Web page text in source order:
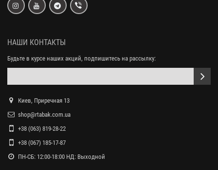
НАШИ КОНТАКТЫ
Будьте в курсе наших акций, подпишитесь на рассылку:
Киев, Приречная 13
shop@rtabak.com.ua
+38 (063) 819-28-22
+38 (067) 185-17-87
ПН-СБ: 12:00-18:00 НД: Выходной